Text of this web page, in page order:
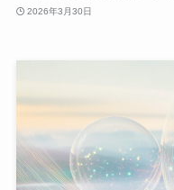
2026年3月30日